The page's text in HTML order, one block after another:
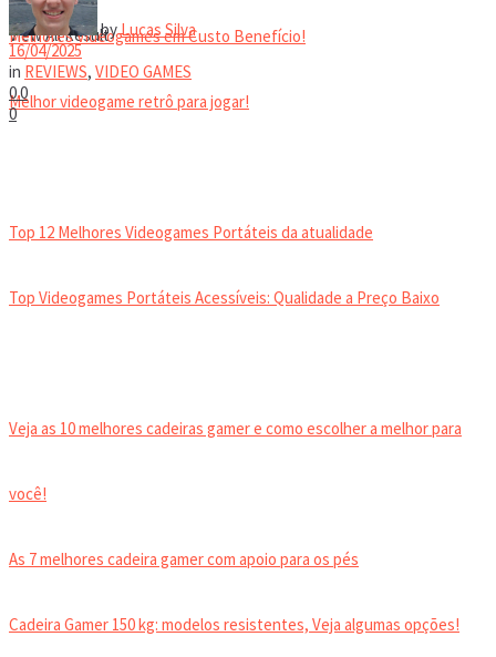
No Result
View All Result
Melhores Videogames em Custo Benefício!
Melhor videogame retrô para jogar!
Top 12 Melhores Videogames Portáteis da atualidade
Top Videogames Portáteis Acessíveis: Qualidade a Preço Baixo
Veja as 10 melhores cadeiras gamer e como escolher a melhor para
você!
As 7 melhores cadeira gamer com apoio para os pés
Cadeira Gamer 150 kg: modelos resistentes, Veja algumas opções!
byLucas Silva
16/04/2025
in REVIEWS, VIDEO GAMES
00
0